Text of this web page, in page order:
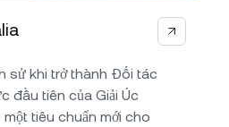
sử khi trở thành Đối tác
đầu tiên của Giải Úc
tiêu chuẩn mới cho